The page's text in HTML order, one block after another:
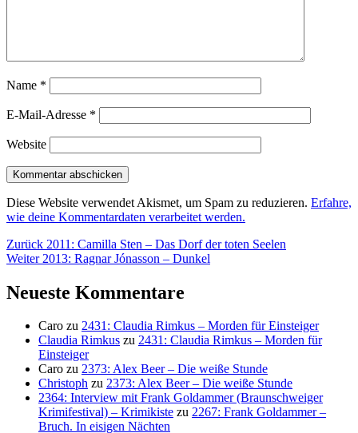
Name *
E-Mail-Adresse *
Website
Diese Website verwendet Akismet, um Spam zu reduzieren. Erfahre,
wie deine Kommentardaten verarbeitet werden.
Beitragsnavigation
Zurück Vorheriger
Beitrag:
2011: Camilla Sten – Das Dorf der toten Seelen
Weiter Nächster
2013: Ragnar Jónasson – Dunkel
Neueste Kommentare
Caro zu 2431: Claudia Rimkus – Morden für Einsteiger
Claudia Rimkus zu 2431: Claudia Rimkus – Morden für
Einsteiger
Caro zu 2373: Alex Beer – Die weiße Stunde
Christoph zu 2373: Alex Beer – Die weiße Stunde
2364: Interview mit Frank Goldammer (Braunschweiger
Krimifestival) – Krimikiste zu 2267: Frank Goldammer –
Bruch. In eisigen Nächten